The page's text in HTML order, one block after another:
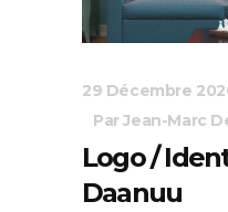
29 Décembre
Par Jean-Marc
Logo /
Daanuu